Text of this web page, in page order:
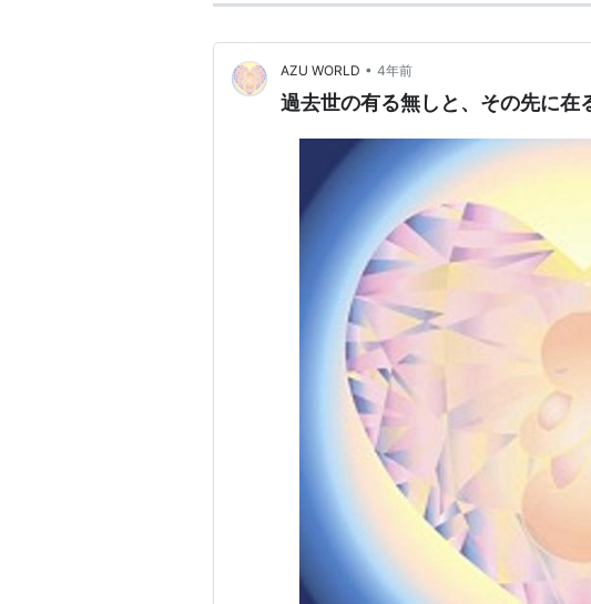
AZU WORLD • 4年前
過去世の有る無しと、その先に在